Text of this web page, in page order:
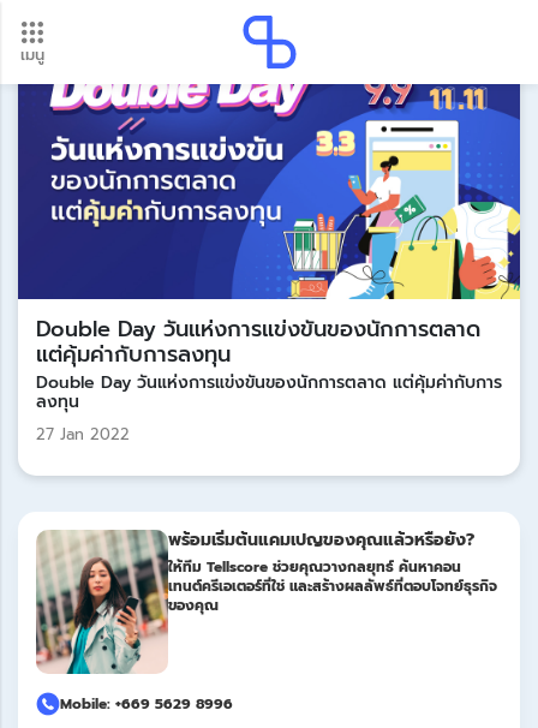
เมนู
อัปเดตใหม่ ต้องดู! รอบโอนเงินปี 2569 เช็กวันเงินเข้าได้ที่นี่
Update
Double Day วันแห่งการแข่งขันของนักการตลาด
แต่คุ้มค่ากับการลงทุน
Double Day วันแห่งการแข่งขันของนักการตลาด แต่คุ้มค่ากับการ
ลงทุน
27 Jan 2022
พร้อมเริ่มต้นแคมเปญของคุณแล้วหรือยัง?
ให้ทีม Tellscore ช่วยคุณวางกลยุทธ์ ค้นหาคอน
เทนต์ครีเอเตอร์ที่ใช่ และสร้างผลลัพธ์ที่ตอบโจทย์ธุรกิจ
ของคุณ
Mobile: +669 5629 8996